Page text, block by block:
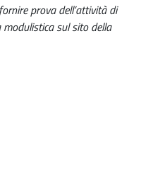
prova dell’attività di
sul sito della